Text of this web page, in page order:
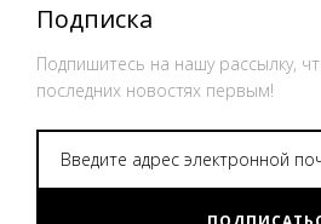
Подписка
Подпишитесь на нашу рассылку,
последних новостях первым!